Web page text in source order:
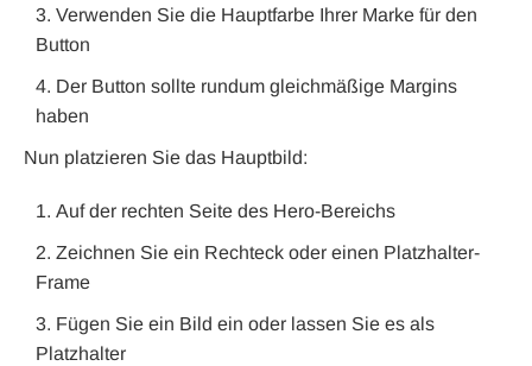
Verwenden Sie die Hauptfarbe Ihrer Marke für den
Button
Der Button sollte rundum gleichmäßige Margins
haben
Nun platzieren Sie das Hauptbild:
Auf der rechten Seite des Hero-Bereichs
Zeichnen Sie ein Rechteck oder einen Platzhalter-
Frame
Fügen Sie ein Bild ein oder lassen Sie es als
Platzhalter